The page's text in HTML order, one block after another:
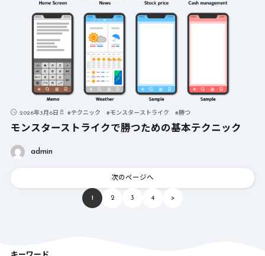
2026年3月6日 #テクニック #モンスターストライク #勝つ
モンスターストライクで勝つための基本テクニック
admin
次のページへ
1 2 3 4 >